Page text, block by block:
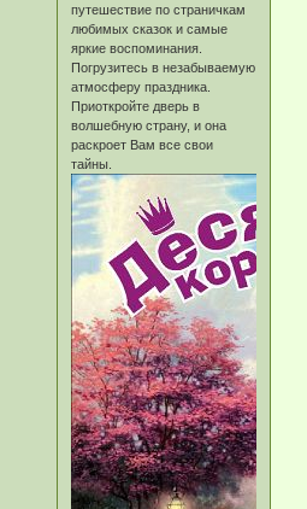
путешествие по страничкам
любимых сказок и самые
яркие воспоминания.
Погрузитесь в незабываемую
атмосферу праздника.
Приоткройте дверь в
волшебную страну, и она
раскроет Вам все свои
тайны.